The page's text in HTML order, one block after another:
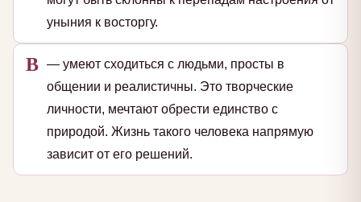
уныния к восторгу.
В — умеют сходиться с людьми, просты в
общении и реалистичны. Это творческие
личности, мечтают обрести единство с
природой. Жизнь такого человека напрямую
зависит от его решений.